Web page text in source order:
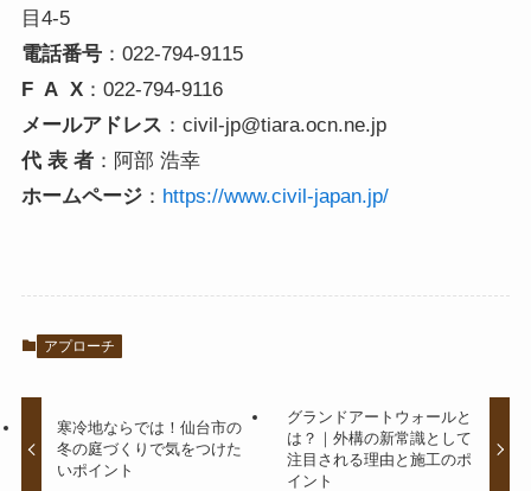
目4-5
電話番号：022-794-9115
F A X：022-794-9116
メールアドレス ：civil-jp@tiara.ocn.ne.jp
代 表 者：阿部 浩幸
ホームページ： https://www.civil-japan.jp/
アプローチ
寒冷地ならでは！仙台市の
冬の庭づくりで気をつけた
いポイント
グランドアートウォールと
は？｜外構の新常識として
注目される理由と施工のポ
イント